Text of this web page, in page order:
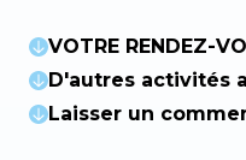
VOTRE RENDEZ-
D'autres activités
Laisser un